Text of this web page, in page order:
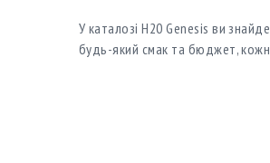
У каталозі H20 Genesis ви
будь-який смак та бюджет,